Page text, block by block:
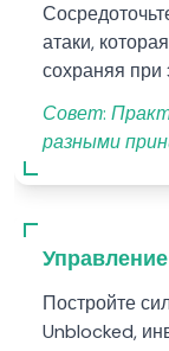
атаки,
сохраняя
Совет:
разными
Постройте
Unblocked,